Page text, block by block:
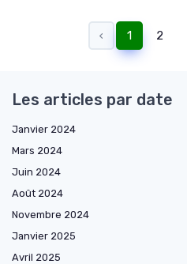
‹ 1 2
Les articles par date
Janvier 2024
Mars 2024
Juin 2024
Août 2024
Novembre 2024
Janvier 2025
Avril 2025